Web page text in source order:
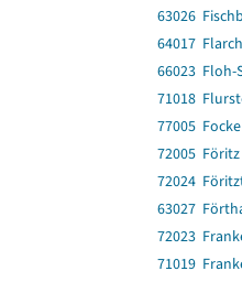
63026
64017
66023 Floh-
71018
77005
72005 Föritz
72024
63027
72023
71019